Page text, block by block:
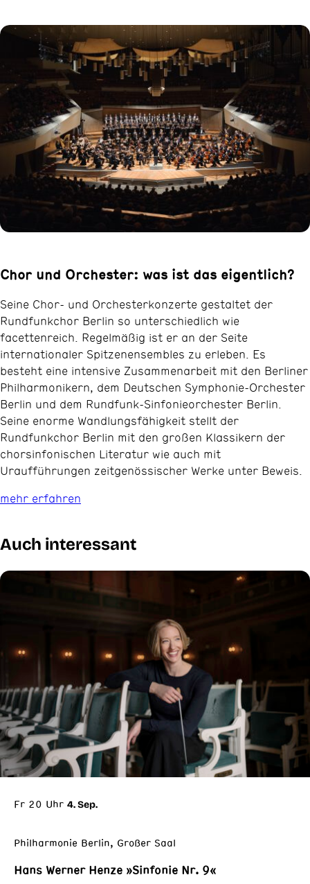
Chor und Orchester: was ist das eigentlich?
Seine Chor- und Orchesterkonzerte gestaltet der
Rundfunkchor Berlin so unterschiedlich wie
facettenreich. Regelmäßig ist er an der Seite
internationaler Spitzenensembles zu erleben. Es
besteht eine intensive Zusammenarbeit mit den Berliner
Philharmonikern, dem Deutschen Symphonie-Orchester
Berlin und dem Rundfunk-Sinfonieorchester Berlin.
Seine enorme Wandlungsfähigkeit stellt der
Rundfunkchor Berlin mit den großen Klassikern der
chorsinfonischen Literatur wie auch mit
Uraufführungen zeitgenössischer Werke unter Beweis.
mehr erfahren
Auch interessant
Fr 20 Uhr 4. Sep.
Philharmonie Berlin, Großer Saal
Hans Werner Henze »Sinfonie Nr. 9«